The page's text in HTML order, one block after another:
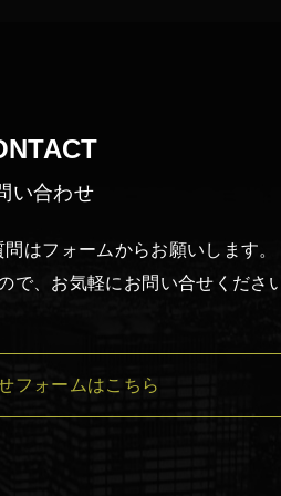
い合わせ
問はフォームからお願いします。
で、 お気軽にお問い合せくださ
フォームはこちら